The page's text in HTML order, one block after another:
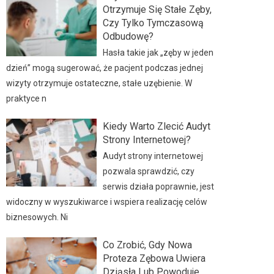
Otrzymuje Się Stałe Zęby,
Czy Tylko Tymczasową
Odbudowę?
Hasła takie jak „zęby w jeden
dzień” mogą sugerować, że pacjent podczas jednej
wizyty otrzymuje ostateczne, stałe uzębienie. W
praktyce n
Kiedy Warto Zlecić Audyt
Strony Internetowej?
Audyt strony internetowej
pozwala sprawdzić, czy
serwis działa poprawnie, jest
widoczny w wyszukiwarce i wspiera realizację celów
biznesowych. Ni
Co Zrobić, Gdy Nowa
Proteza Zębowa Uwiera